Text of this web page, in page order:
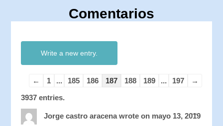
Comentarios
←
1 ... 185 186 187 188 189 ... 197
→
3937 entries.
Jorge castro aracenawrote on mayo 13, 2019
...this